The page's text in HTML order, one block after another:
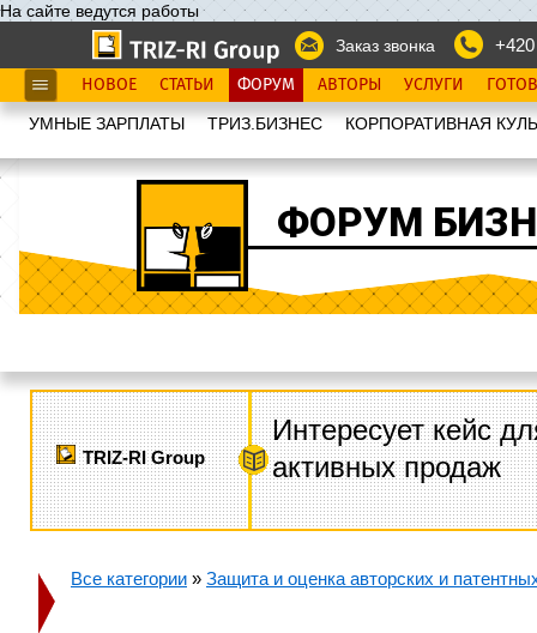
На сайте ведутся работы
Заказ звонка
НОВОЕ СТАТЬИ ФОРУМ АВТОРЫ УСЛУГИ
УМНЫЕ ЗАРПЛАТЫ ТРИЗ.БИЗНЕС КОРПОРАТИВНАЯ
ФОРУМ
TRIZ-RI Group
Интересует кейс
активных продаж
Все категории » Защита и оценка авторских и